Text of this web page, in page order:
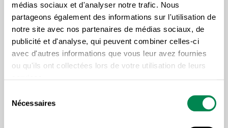
médias sociaux et d'analyser notre trafic. Nous
partageons également des informations sur l'utilisation de
notre site avec nos partenaires de médias sociaux, de
publicité et d'analyse, qui peuvent combiner celles-ci
avec d'autres informations que vous leur avez fournies
ou qu'ils ont collectées lors de votre utilisation de leurs
Nécessaires
dégradation de la qualité de vie, toute
comme la compromission de la
conciliation travail-famille.
Augmenter la précarité
Demande : Ajouter dans la convention
collective de travail un nouveau statut,